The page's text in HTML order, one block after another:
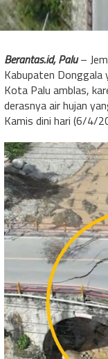
Berantas.id, Palu–
Kabupaten Donggala
Kota Palu amblas,
derasnya air hujan
Kamis dini hari (6/4/